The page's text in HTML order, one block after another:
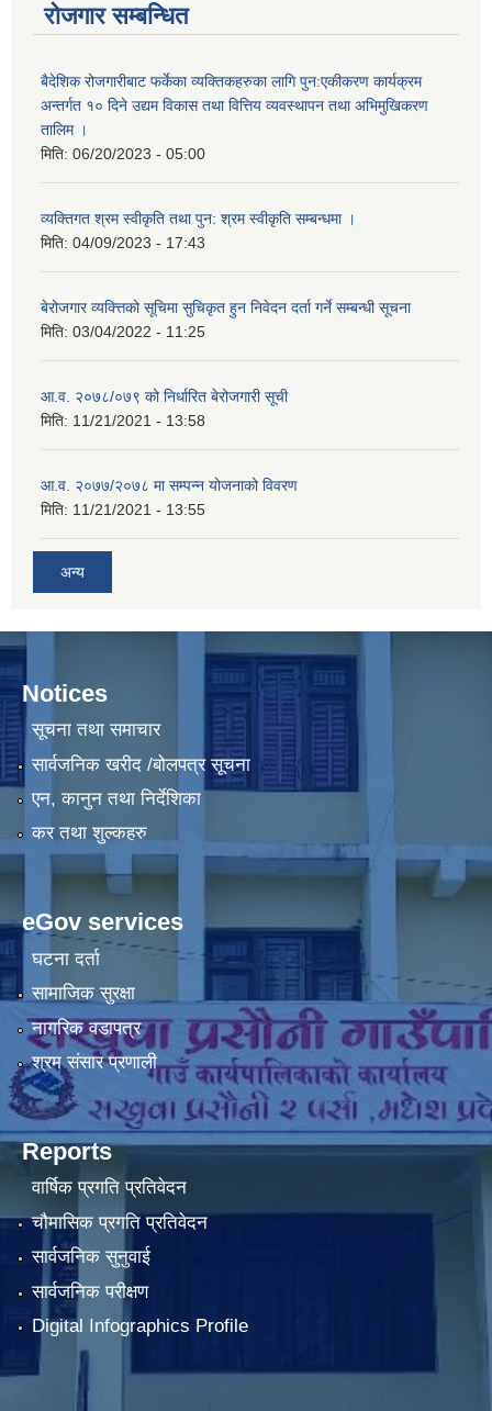
रोजगार सम्बन्धित
बैदेशिक रोजगारीबाट फर्केका व्यक्तिकहरुका लागि पुन:एकीकरण कार्यक्रम
अन्तर्गत १० दिने उद्यम विकास तथा वित्तिय व्यवस्थापन तथा अभिमुखिकरण
तालिम ।
मिति: 06/20/2023 - 05:00
व्यक्तिगत श्रम स्वीकृति तथा पुन: श्रम स्वीकृति सम्बन्धमा ।
मिति: 04/09/2023 - 17:43
बेरोजगार व्यक्त्तिको सूचिमा सुचिकृत हुन निवेदन दर्ता गर्ने सम्बन्धी सूचना
मिति: 03/04/2022 - 11:25
आ.व. २०७८/०७९ को निर्धारित बेरोजगारी सूची
मिति: 11/21/2021 - 13:58
आ.व. २०७७/२०७८ मा सम्पन्न योजनाको विवरण
मिति: 11/21/2021 - 13:55
अन्य
Notices
सूचना तथा समाचार
सार्वजनिक खरीद /बोलपत्र सूचना
एन, कानुन तथा निर्देशिका
कर तथा शुल्कहरु
eGov services
घटना दर्ता
सामाजिक सुरक्षा
नागरिक वडापत्र
श्रम संसार प्रणाली
Reports
वार्षिक प्रगति प्रतिवेदन
चौमासिक प्रगति प्रतिवेदन
सार्वजनिक सुनुवाई
सार्वजनिक परीक्षण
Digital Infographics Profile